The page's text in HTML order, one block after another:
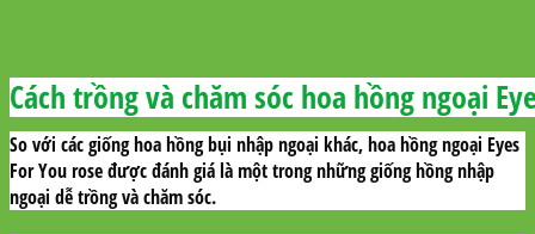
Cách trồng và chăm sóc hoa hồng ngoại
So với các giống hoa hồng bụi nhập ngoại khác, hoa hồng ngoại Eyes
For You rose được đánh giá là một trong những giống hồng nhập
ngoại dễ trồng và chăm sóc.